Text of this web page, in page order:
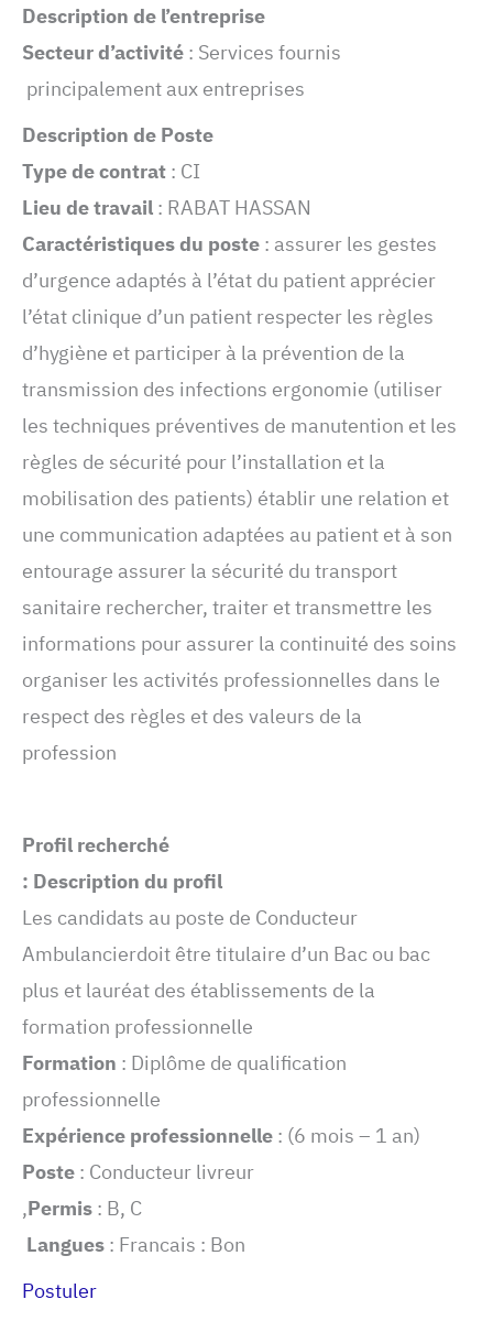
Description de l’entreprise
Secteur d’activité: Services fournis
principalement aux entreprises
Description de Poste
Type de contrat: CI
Lieu de travail: RABAT HASSAN
Caractéristiques du poste: assurer les gestes
d’urgence adaptés à l’état du patient apprécier
l’état clinique d’un patient respecter les règles
d’hygiène et participer à la prévention de la
transmission des infections ergonomie (utiliser
les techniques préventives de manutention et les
règles de sécurité pour l’installation et la
mobilisation des patients) établir une relation et
une communication adaptées au patient et à son
entourage assurer la sécurité du transport
sanitaire rechercher, traiter et transmettre les
informations pour assurer la continuité des soins
organiser les activités professionnelles dans le
respect des règles et des valeurs de la
profession
Profil recherché
Description du profil :
Les candidats au poste de Conducteur
Ambulancierdoit être titulaire d’un Bac ou bac
plus et lauréat des établissements de la
formation professionnelle
Formation : Diplôme de qualification
professionnelle
Expérience professionnelle: (6 mois – 1 an)
Poste: Conducteur livreur
Permis: B, C,
Langues: Francais : Bon
Postuler